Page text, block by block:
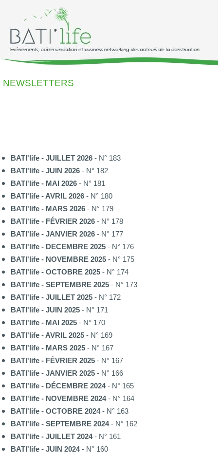
NEWSLETTERS
BATI'life - JUILLET 2026 - N° 183
BATI'life - JUIN 2026 - N° 182
BATI'life - MAI 2026 - N° 181
BATI'life - AVRIL 2026 - N° 180
BATI'life - MARS 2026 - N° 179
BATI'life - FÉVRIER 2026 - N° 178
BATI'life - JANVIER 2026 - N° 177
BATI'life - DECEMBRE 2025 - N° 176
BATI'life - NOVEMBRE 2025 - N° 175
BATI'life - OCTOBRE 2025 - N° 174
BATI'life - SEPTEMBRE 2025 - N° 173
BATI'life - JUILLET 2025 - N° 172
BATI'life - JUIN 2025 - N° 171
BATI'life - MAI 2025 - N° 170
BATI'life - AVRIL 2025 - N° 169
BATI'life - MARS 2025 - N° 167
BATI'life - FÉVRIER 2025 - N° 167
BATI'life - JANVIER 2025 - N° 166
BATI'life - DÉCEMBRE 2024- N° 165
BATI'life - NOVEMBRE 2024- N° 164
BATI'life - OCTOBRE 2024- N° 163
BATI'life - SEPTEMBRE 2024- N° 162
BATI'life - JUILLET 2024- N° 161
BATI'life - JUIN 2024- N° 160